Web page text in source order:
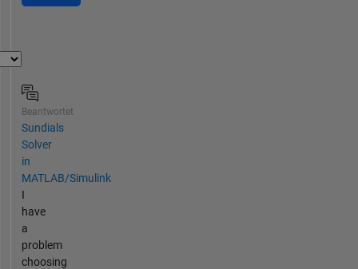
Beantwortet
Sundials
Solver
in
MATLAB/Simulink
I
have
a
problem
choosing